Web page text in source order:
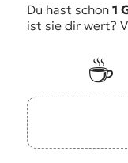
Du hast schon 1
ist sie dir wert?
☕️